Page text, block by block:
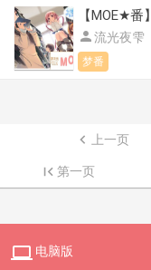
流光夜雫
梦番
 上一页
第一页
 电脑版